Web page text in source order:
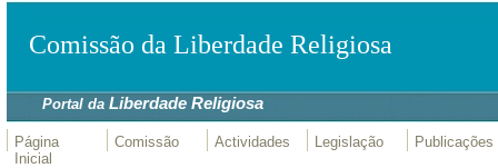
Comissão da Liberdade Religiosa
Portal daLiberdade Religiosa
Página
Inicial
Comissão Actividades Legislação Publicações